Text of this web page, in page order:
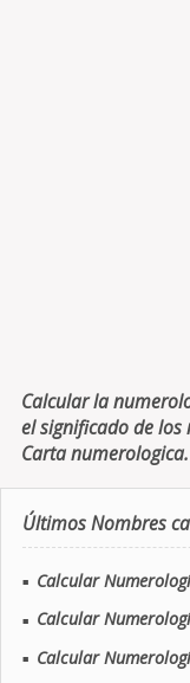
Calcular la
el significado de los
Carta numerologica.
Últimos Nombres
■ Calcular
■ Calcular
■ Calcular